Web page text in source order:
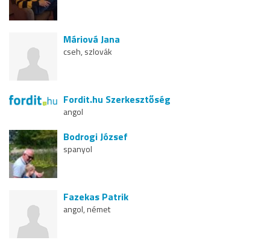
Máriová Jana
cseh, szlovák
Fordit.hu Szerkesztőség
angol
Bodrogi József
spanyol
Fazekas Patrik
angol, német